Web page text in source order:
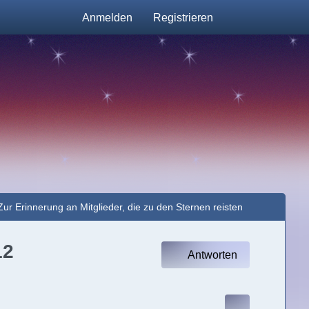
Anmelden Registrieren
Erinnerung an Mitglieder, die zu den Sternen reisten
Antworten